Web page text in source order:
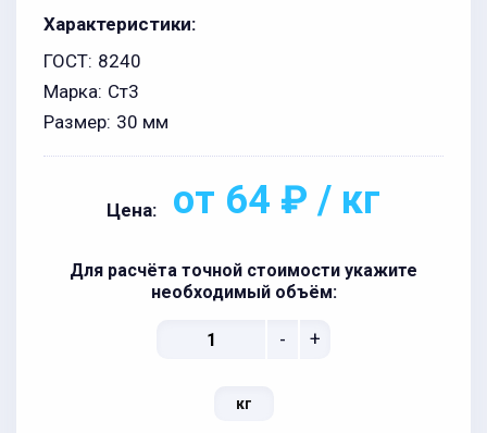
Характеристики:
ГОСТ: 8240
Марка: Ст3
Размер: 30 мм
Цена: от 64 ₽ / кг
Для расчёта точной стоимости укажите
необходимый объём:
- +
кг